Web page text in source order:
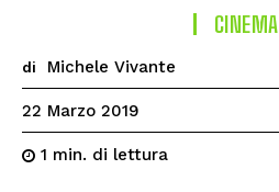
CINEMA
di Michele Vivante
22 Marzo 2019
1 min. di lettura